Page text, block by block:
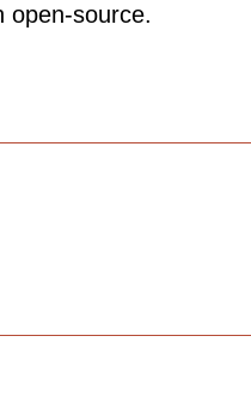
open-source.